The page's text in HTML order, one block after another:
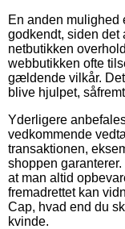
En anden mulighed
godkendt, siden det
netbutikken
webbutikken ofte
gældende vilkår.
blive hjulpet,
Yderligere
vedkommende
transaktionen,
shoppen
at man altid
fremadrettet kan
Cap, hvad end du
kvinde.